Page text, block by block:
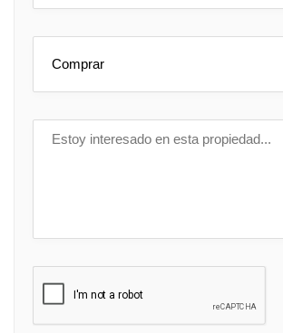
Comprar